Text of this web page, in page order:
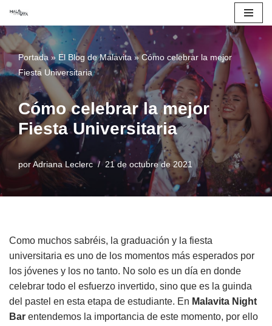
Saltar
al
contenido
Portada » El Blog de Malavita »Cómo celebrar la mejor
Fiesta Universitaria
Cómo celebrar la mejor
Fiesta Universitaria
porAdriana Leclerc 21 de octubre de 2021
Como muchos sabréis, la graduación y la fiesta
universitaria es uno de los momentos más esperados por
los jóvenes y los no tanto. No solo es un día en donde
celebrar todo el esfuerzo invertido, sino que es la guinda
del pastel en esta etapa de estudiante. En Malavita Night
Bar entendemos la importancia de este momento, por ello